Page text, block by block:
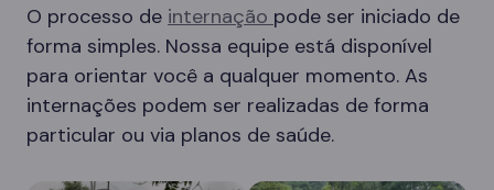
O processo de internação pode ser iniciado de
forma simples. Nossa equipe está disponível
para orientar você a qualquer momento. As
internações podem ser realizadas de forma
particular ou via planos de saúde.